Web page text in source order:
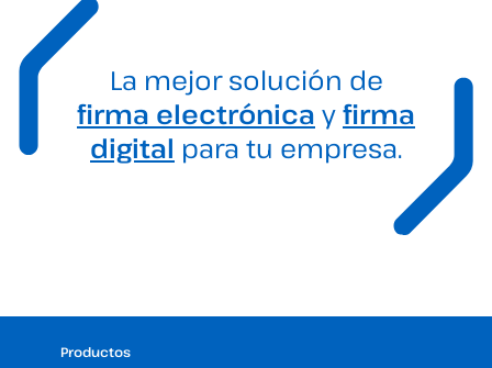
La mejor solución de
firma electrónica yfirma
digital para tu empresa.
Productos